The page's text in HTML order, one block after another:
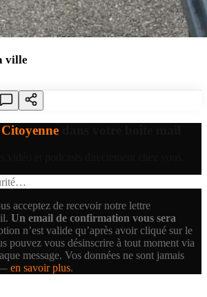
ville
acceptez de recevoir notre lettre
Un email de confirmation vous sera
n’est valide qu’après avoir cliqué sur le
pouvez vous désinscrire à tout moment via
message. Vos données ne sont jamais
— en savoir plus.